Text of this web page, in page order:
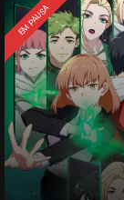
EM PAUSA